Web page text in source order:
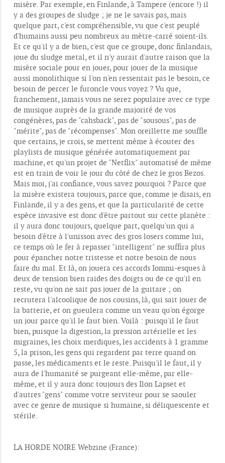
misère. Par exemple, en Finlande, à Tampere (encore !) il
y a des groupes de sludge ; je ne le savais pas, mais
quelque part, c'est compréhensible, vu que c'est peuplé
d'humains aussi peu nombreux au mètre-carré soient-ils.
Et ce qu'il y a de bien, c'est que ce groupe, donc finlandais,
joue du sludge metal, et il n'y aurait d'autre raison que la
misère sociale pour en jouer, pour jouer de la musique
aussi monolithique si l'on n'en ressentait pas le besoin, ce
besoin de percer le furoncle vous voyez ? Vu que,
franchement, jamais vous ne serez populaire avec ce type
de musique auprès de la grande majorité de vos
congénères, pas de "cahsback", pas de "sousous", pas de
"mérite", pas de "récompenses". Mon oreillette me souffle
que certains, je crois, se mettent même à écouter des
playlists de musique générée automatiquement par
machine, et qu'un projet de "Netflix" automatisé de même
est en train de voir le jour du côté de chez le gros Bezos.
Mais moi, j'ai confiance, vous savez pourquoi ? Parce que
la misère existera toujours, parce que, comme je disais, en
Finlande, il y a des gens, et que la particularité de cette
espèce invasive est donc d'être partout sur cette planète :
il y aura donc toujours, quelque part, quelqu'un qui a
besoin d'être à l'unisson avec des gros losers comme lui,
ce temps où le fer à repasser "intelligent" ne suffira plus
pour épancher notre tristesse et notre besoin de nous
faire du mal. Et là, on jouera ces accords Iommi-esques à
deux de tension bien raides des doigts ou de ce qu'il en
reste, vu qu'on ne sait pas jouer de la guitare ; on
recrutera l'alcoolique de nos cousins, là, qui sait jouer de
la batterie, et on gueulera comme un veau qu'on égorge
un jour parce qu'il le faut bien. Voilà : puisqu'il le faut
bien, puisque la digestion, la pression artérielle et les
migraines, les choix merdiques, les accidents à 1 gramme
5, la prison, les gens qui regardent par terre quand on
passe, les médicaments et le reste. Puisqu'il le faut, il y
aura de l'humanité se purgeant elle-même, par elle-
même, et il y aura donc toujours des Ilon Lapset et
d'autres "gens" comme votre serviteur pour se saouler
avec ce genre de musique si humaine, si déliquescente et
stérile.
LA HORDE NOIRE Webzine (France):